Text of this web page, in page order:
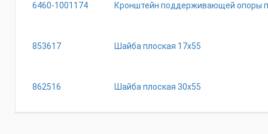
6460-1001174 Кронштейн поддерживающей опоры
853617 Шайба плоская 17х55
862516 Шайба плоская 30х55